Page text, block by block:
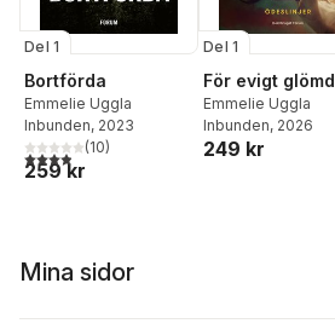
Del 1
Bortförda
Emmelie Uggla
Inbunden, 2023
3,9utav 5 stjärnor. Totalt antal röster:
(10)
259 kr
Del 1
För evigt glömd
Emmelie Uggla
Inbunden, 2026
249 kr
Mina sidor